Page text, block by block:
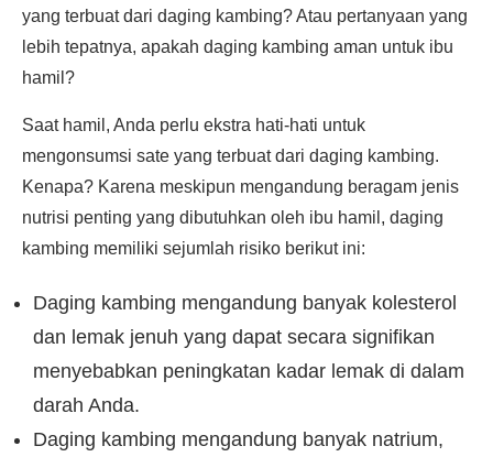
yang terbuat dari daging kambing? Atau pertanyaan yang
lebih tepatnya, apakah daging kambing aman untuk ibu
hamil?
Saat hamil, Anda perlu ekstra hati-hati untuk
mengonsumsi sate yang terbuat dari daging kambing.
Kenapa? Karena meskipun mengandung beragam jenis
nutrisi penting yang dibutuhkan oleh ibu hamil, daging
kambing memiliki sejumlah risiko berikut ini:
Daging kambing mengandung banyak kolesterol
dan lemak jenuh yang dapat secara signifikan
menyebabkan peningkatan kadar lemak di dalam
darah Anda.
Daging kambing mengandung banyak natrium,